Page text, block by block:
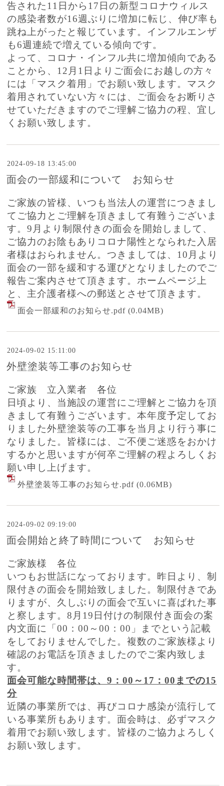
告された11日から17日の新型コロナウィルス
の感染者数が16週ぶりに増加に転じ、伸び率も
跳ね上がったと報じています。インフルエンザ
も6週連続で増えている傾向です。
よって、コロナ・インフル共に増加傾向である
ことから、12月1日よりご面会にお越しの方々
には「マスク着用」でお願い致します。マスク
着用されていない方々には、ご面会をお断りさ
せていただきますのでご理解ご協力の程、宜し
くお願い致します。
2024-09-18 13:45:00
面会の一部緩和について お知らせ
ご家族の皆様、いつも当法人の運営につきまし
てご協力とご理解を頂きまして有難うございま
す。9月より制限付きの面会を開始しまして、
ご協力のお陰もありコロナ陽性となられた入居
者様はおられません。つきましては、10月より
面会の一部を緩和する運びとなりましたのでご
報告ご案内させて頂きます。ホームページ上
と、主介護者様への郵送とさせて頂きます。
面会一部緩和のお知らせ.pdf (0.04MB)
2024-09-02 15:11:00
外壁塗装等工事のお知らせ
ご家族 立入業者 各位
日頃より、当施設の運営にご理解とご協力を頂
きまして有難うございます。本年度予定してお
りました外壁塗装等の工事を当月より行う事に
なりました。皆様には、ご不便ご迷惑をおかけ
するかと思いますが何卒ご理解の程よろしくお
願い申し上げます。
外壁塗装等工事のお知らせ.pdf (0.06MB)
2024-09-02 09:19:00
面会開始と終了時間について お知らせ
ご家族様 各位
いつもお世話になっております。昨日より、制
限付きの面会を開始致しました。制限付きであ
りますが、久しぶりの面会で互いに喜ばれた事
と察します。8月19日付けの制限付き面会の案
内文面に「00：00～00：00」までという記載
をしておりませんでした。複数のご家族様より
確認のお電話を頂きましたのでご案内致しま
す。
面会可能な時間帯は、9：00～17：00までの15
分
近隣の事業所では、再びコロナ感染が流行して
いる事業所もあります。面会時は、必ずマスク
着用でお願い致します。皆様のご協力よろしく
お願い致します。